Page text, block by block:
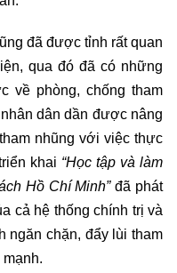
đã được tỉnh rất quan
qua đó đã có những
về phòng, chống tham
dân dần được nâng
nhũng với việc thực
khai “Học tập và làm
Hồ Chí Minh”đã phát
cả hệ thống chính trị và
ngăn chặn, đẩy lùi tham
mạnh.